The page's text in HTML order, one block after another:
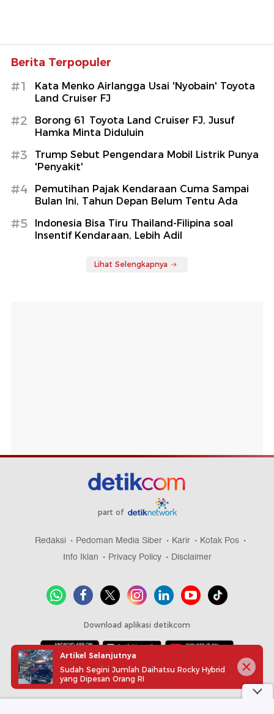
Berita Terpopuler
#1
Kata Menko Airlangga Usai 'Nyobain' Toyota
Land Cruiser FJ
#2
Borong 61 Toyota Land Cruiser FJ, Jusuf
Hamka Minta Diduluin
#3
Trump Sebut Pengendara Mobil Listrik Punya
'Penyakit'
#4
Pemutihan Pajak Kendaraan Cuma Sampai
Bulan Ini, Tahun Depan Belum Tentu Ada
#5
Indonesia Bisa Tiru Thailand-Filipina soal
Insentif Kendaraan, Lebih Adil
Lihat Selengkapnya
part of
Redaksi Pedoman Media Siber Karir
Kotak Pos
Info Iklan
Privacy Policy Disclaimer
Download aplikasi detikcom
Copyright @ 2026 detikcom, All right reserved
Artikel Selanjutnya
Sudah Segini Jumlah Daihatsu Rocky Hybrid
yang Dipesan Orang RI